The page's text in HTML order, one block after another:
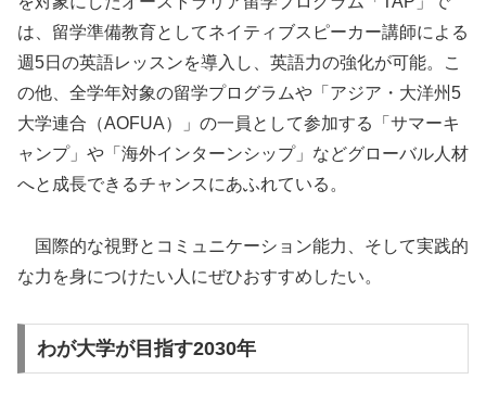
は、留学準備教育としてネイティブスピーカー講師による
週5日の英語レッスンを導入し、英語力の強化が可能。こ
の他、全学年対象の留学プログラムや「アジア・大洋州5
大学連合（AOFUA）」の一員として参加する「サマーキ
ャンプ」や「海外インターンシップ」などグローバル人材
へと成長できるチャンスにあふれている。
国際的な視野とコミュニケーション能力、そして実践的
な力を身につけたい人にぜひおすすめしたい。
わが大学が目指す2030年